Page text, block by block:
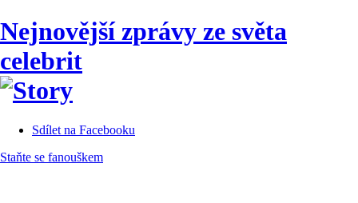
Nejnovější zprávy ze světa
celebrit
Sdílet na Facebooku
Staňte se fanouškem